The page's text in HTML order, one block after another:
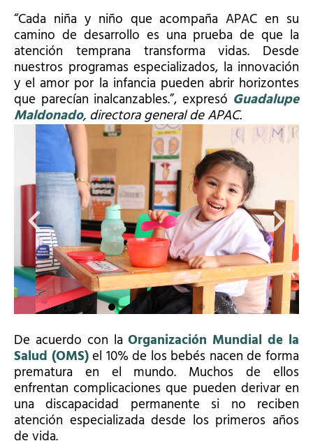
“Cada niña y niño que acompaña APAC en su
camino de desarrollo es una prueba de que la
atención temprana transforma vidas. Desde
nuestros programas especializados, la innovación
y el amor por la infancia pueden abrir horizontes
que parecían inalcanzables.”, expresó Guadalupe
Maldonado, directora general de APAC.
De acuerdo con laOrganización Mundial de la
Salud (OMS)el 10% de los bebés nacen de forma
prematura en el mundo. Muchos de ellos
enfrentan complicaciones que pueden derivar en
una discapacidad permanente si no reciben
atención especializada desde los primeros años
de vida.